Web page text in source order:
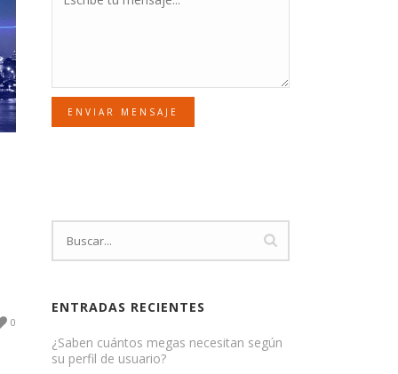
0
ENVIAR MENSAJE
ENTRADAS RECIENTES
¿Saben cuántos megas necesitan según
su perfil de usuario?